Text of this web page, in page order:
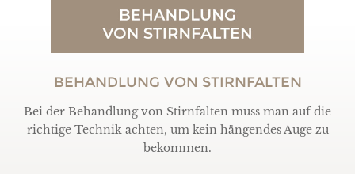
BEHANDLUNG VON STIRNFALTEN
Bei der Behandlung von Stirnfalten muss man auf die
richtige Technik achten, um kein hängendes Auge zu
bekommen.